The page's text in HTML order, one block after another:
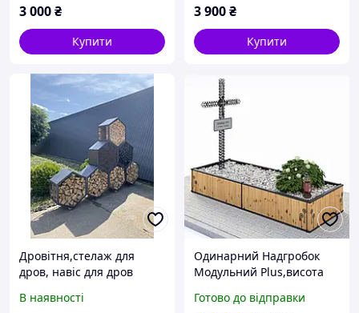
3 000₴
Купити
3 900₴
Купити
Дровітня,стелаж для
дров, навіс для дров
В наявності
Одинарний Надгробок
Модульний Plus,висота
Готово до відправки